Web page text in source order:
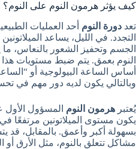
كيف يؤثر هرمون النوم على النوم؟
تعد دورة النوم أحد العمليات
التجدد. في الليل، يساعد
الجسم وتحفيز الشعور بالنعاس،
النوم بعمق. يتم ضبط مستويات
أساس الساعة البيولوجية أو
وبالتالي يكون لديه دور مهم في
يُعتبر هرمون النوم المسؤول الأول
يكون مستوى الميلاتونين مرتفعًا
بسهولة أكبر وأعمق. بالمقابل، قد
مشاكل تتعلق بالنوم، مثل الأرق أو